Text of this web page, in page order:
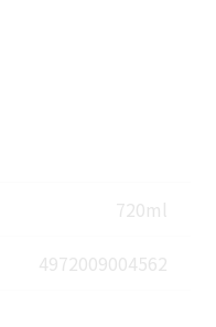
720ml
4972009004562